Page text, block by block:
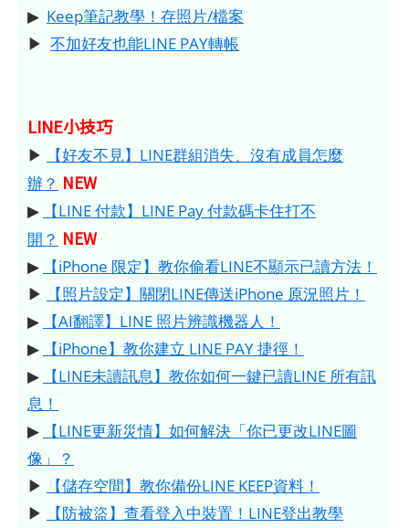
▶ Keep筆記教學！存照片/檔案
▶ 不加好友也能LINE PAY轉帳
LINE小技巧
▶
【好友不見】LINE群組消失、沒有成員怎麼
辦？ NEW
▶
【LINE 付款】LINE Pay 付款碼卡住打不
開？ NEW
▶
【iPhone 限定】教你偷看LINE不顯示已讀方法！
▶
【照片設定】關閉LINE傳送iPhone 原況照片！
▶
【AI翻譯】LINE 照片辨識機器人！
▶
【iPhone】教你建立 LINE PAY 捷徑！
▶
【LINE未讀訊息】教你如何一鍵已讀LINE 所有訊
息！
▶
【LINE更新災情】如何解決「你已更改LINE圖
像」？
▶
【儲存空間】教你備份LINE KEEP資料！
▶
【防被盜】查看登入中裝置！LINE登出教學